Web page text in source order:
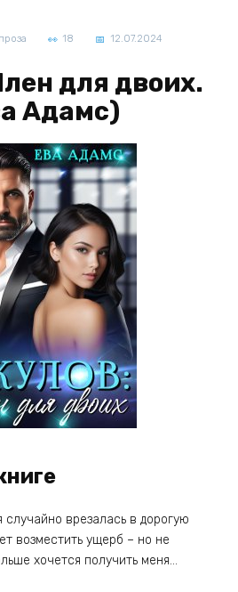
18 12.07.2024
для двоих.
Адамс)
случайно врезалась в дорогую
возместить ущерб – но не
хочется получить меня…